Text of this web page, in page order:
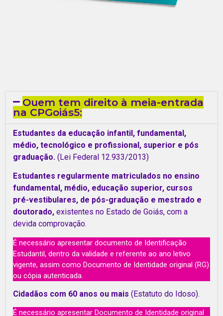
Quem tem direito à meia-entrada
na CPGoiás5:
Estudantes da educação infantil, fundamental,
médio, tecnológico e profissional, superior e pós
graduação. (Lei Federal 12.933/2013)
Estudantes regularmente matriculados no ensino
fundamental, médio, educação superior, cursos
pré-vestibulares, de pós-graduação e mestrado e
doutorado, existentes no Estado de Goiás, com a
devida comprovação.
É necessário apresentar documento de Identificação
Estudantil, dentro da validade e referente ao ano letivo
vigente, assim como Documento de Identidade original (RG)
ou cópia autenticada.
Cidadãos com 60 anos ou mais (Estatuto do Idoso).
É necessário apresentar Documento de Identidade original